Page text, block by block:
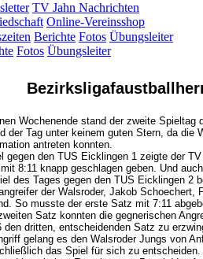
TV Jahn Nachrichten
Online-Vereinsshop
Berichte Fotos Übungsleiter
Fotos Übungsleiter